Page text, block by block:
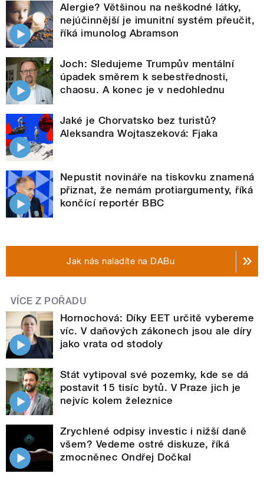
Alergie? Většinou na neškodné látky,
nejúčinnější je imunitní systém přeučit,
říká imunolog Abramson
Joch: Sledujeme Trumpův mentální
úpadek směrem k sebestřednosti,
chaosu. A konec je v nedohlednu
Jaké je Chorvatsko bez turistů?
Aleksandra Wojtaszeková: Fjaka
Nepustit novináře na tiskovku znamená
přiznat, že nemám protiargumenty, říká
končící reportér BBC
Jak nás naladíte na DABu
VÍCE Z POŘADU
Hornochová: Díky EET určitě vybereme
víc. V daňových zákonech jsou ale díry
jako vrata od stodoly
Stát vytipoval své pozemky, kde se dá
postavit 15 tisíc bytů. V Praze jich je
nejvíc kolem železnice
Zrychlené odpisy investic i nižší daně
všem? Vedeme ostré diskuze, říká
zmocněnec Ondřej Dočkal